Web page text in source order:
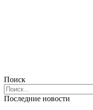
Поиск
Последние новости